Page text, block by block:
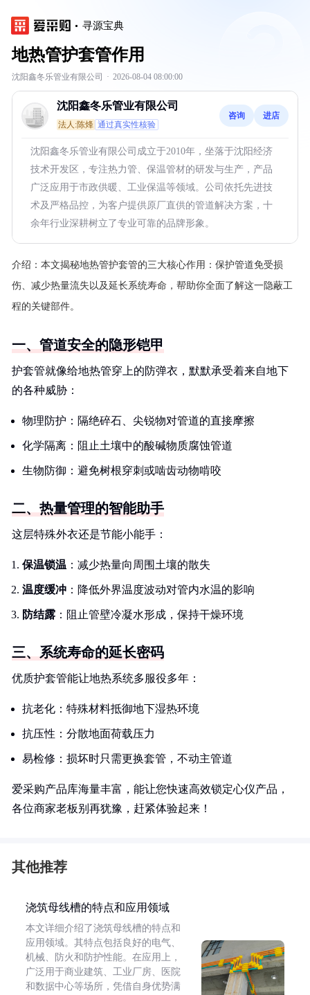
寻源宝典
地热管护套管作用
沈阳鑫冬乐管业有限公司 · 2026-08-04 08:00:00
沈阳鑫冬乐管业有限公司
法人:陈烽 通过真实性核验
咨询 进店
沈阳鑫冬乐管业有限公司成立于2010年，坐落于沈阳经济
技术开发区，专注热力管、保温管材的研发与生产，产品
广泛应用于市政供暖、工业保温等领域。公司依托先进技
术及严格品控，为客户提供原厂直供的管道解决方案，十
余年行业深耕树立了专业可靠的品牌形象。
介绍： 本文揭秘地热管护套管的三大核心作用：保护管道免受损
伤、减少热量流失以及延长系统寿命，帮助你全面了解这一隐蔽工
程的关键部件。
一、管道安全的隐形铠甲
护套管就像给地热管穿上的防弹衣，默默承受着来自地下
的各种威胁：
物理防护：隔绝碎石、尖锐物对管道的直接摩擦
化学隔离：阻止土壤中的酸碱物质腐蚀管道
生物防御：避免树根穿刺或啮齿动物啃咬
二、热量管理的智能助手
这层特殊外衣还是节能小能手：
保温锁温 ：减少热量向周围土壤的散失
温度缓冲 ：降低外界温度波动对管内水温的影响
防结露 ：阻止管壁冷凝水形成，保持干燥环境
三、系统寿命的延长密码
优质护套管能让地热系统多服役多年：
抗老化：特殊材料抵御地下湿热环境
抗压性：分散地面荷载压力
易检修：损坏时只需更换套管，不动主管道
爱采购产品库海量丰富，能让您快速高效锁定心仪产品，
各位商家老板别再犹豫，赶紧体验起来！
其他推荐
浇筑母线槽的特点和应用领域
本文详细介绍了浇筑母线槽的特点和
应用领域。其特点包括良好的电气、
机械、防火和防护性能。在应用上，
广泛用于商业建筑、工业厂房、医院
和数据中心等场所，凭借自身优势满